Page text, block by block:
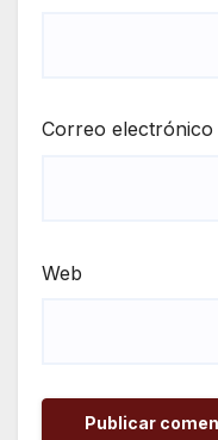
Correo electrónico
Web